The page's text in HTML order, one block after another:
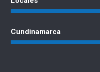
Cundinamarca